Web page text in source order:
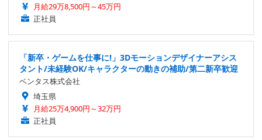
月給29万8,500円～45万円
正社員
「新卒・ゲームを仕事に!」3Dモーションデザイナーアシス
タント/未経験OK/キャラクターの動きの補助/第二新卒歓迎
ベンタス株式会社
埼玉県
月給25万4,900円～32万円
正社員